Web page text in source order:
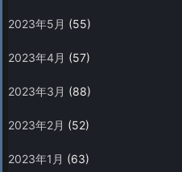
2023年5月 (55)
2023年4月 (57)
2023年3月 (88)
2023年2月 (52)
2023年1月 (63)